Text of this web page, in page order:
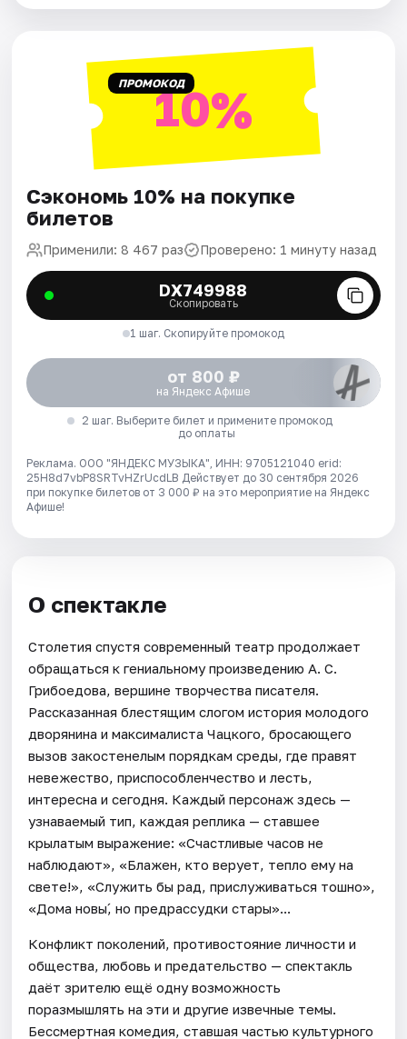
ПРОМОКОД10%
Сэкономь 10% на покупке
билетов
Применили: 8 467 раз Проверено: 1 минуту назад
DX749988
Скопировать
1 шаг. Скопируйте промокод
от 800 ₽
на Яндекс Афише
2 шаг. Выберите билет и примените промокод
до оплаты
Реклама. ООО "ЯНДЕКС МУЗЫКА", ИНН: 9705121040 erid:
25H8d7vbP8SRTvHZrUcdLB Действует до 30 сентября 2026
при покупке билетов от 3 000 ₽ на это мероприятие на Яндекс
Афише!
О спектакле
Столетия спустя современный театр продолжает
обращаться к гениальному произведению А. С.
Грибоедова, вершине творчества писателя.
Рассказанная блестящим слогом история молодого
дворянина и максималиста Чацкого, бросающего
вызов закостенелым порядкам среды, где правят
невежество, приспособленчество и лесть,
интересна и сегодня. Каждый персонаж здесь —
узнаваемый тип, каждая реплика — ставшее
крылатым выражение: «Счастливые часов не
наблюдают», «Блажен, кто верует, тепло ему на
свете!», «Служить бы рад, прислуживаться тошно»,
«Дома новы́, но предрассудки стары»...
Конфликт поколений, противостояние личности и
общества, любовь и предательство — спектакль
даёт зрителю ещё одну возможность
поразмышлять на эти и другие извечные темы.
Бессмертная комедия, ставшая частью культурного